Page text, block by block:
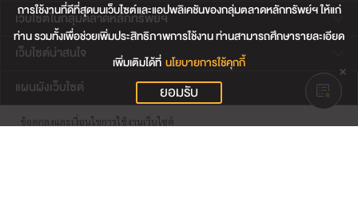
เว็บไซต์ในกลุ่มตลาดหลักทรัพย์ฯ
เว็บไซต์น่าสนใจ
แผนผังเว็บไซต์
ข้อตกลงและเงื่อนไขการใช้งานเว็บไซต์
การใช้งานที่ดีที่สุดบนเว็บไซต์และแอปพลิเคชันของกลุ่มตลาดหลักทรัพย์ฯ ให้แก่
ท่าน รวมทั้งเพื่อช่วยเพิ่มประสิทธิภาพการใช้งาน ท่านสามารถศึกษารายละเอียด
เพิ่มเติมได้ที่ นโยบายการใช้คุกกี้
ยอมรับ